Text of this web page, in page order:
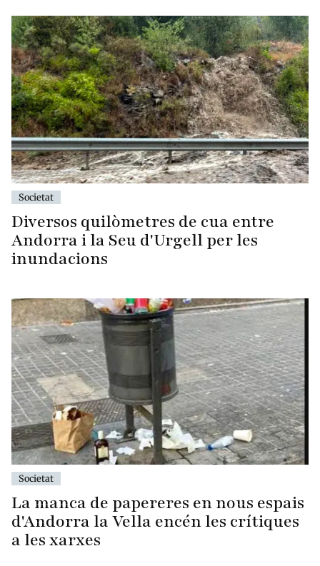
Societat
Diversos quilòmetres de cua entre
Andorra i la Seu d'Urgell per les
inundacions
Societat
La manca de papereres en nous espais
d'Andorra la Vella encén les crítiques
a les xarxes